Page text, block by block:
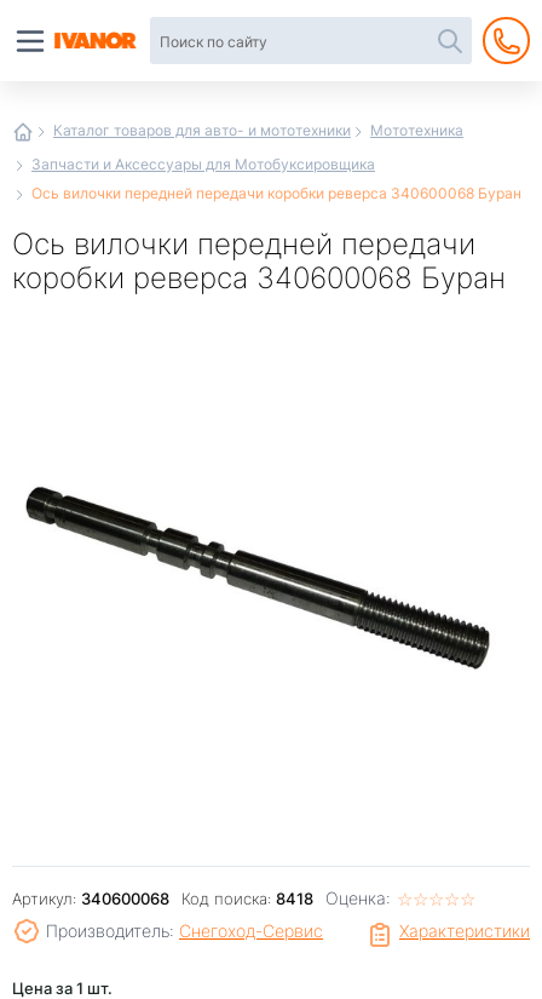
Каталог товаров для авто- и мототехники
Мототехника
Запчасти и Аксессуары для Мотобуксировщика
Ось вилочки передней передачи коробки реверса 340600068 Буран
Ось вилочки передней передачи
коробки реверса 340600068 Буран
Артикул: 340600068 Код поиска: 8418 Оценка: ☆☆☆☆☆
★★★★★
Характеристики
Производитель: Снегоход-Сервис
Цена за 1 шт.
интернет-